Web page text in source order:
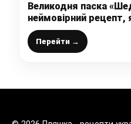
Великодня паска
неймовірний рецепт,
записничку в кожної
Перейти →